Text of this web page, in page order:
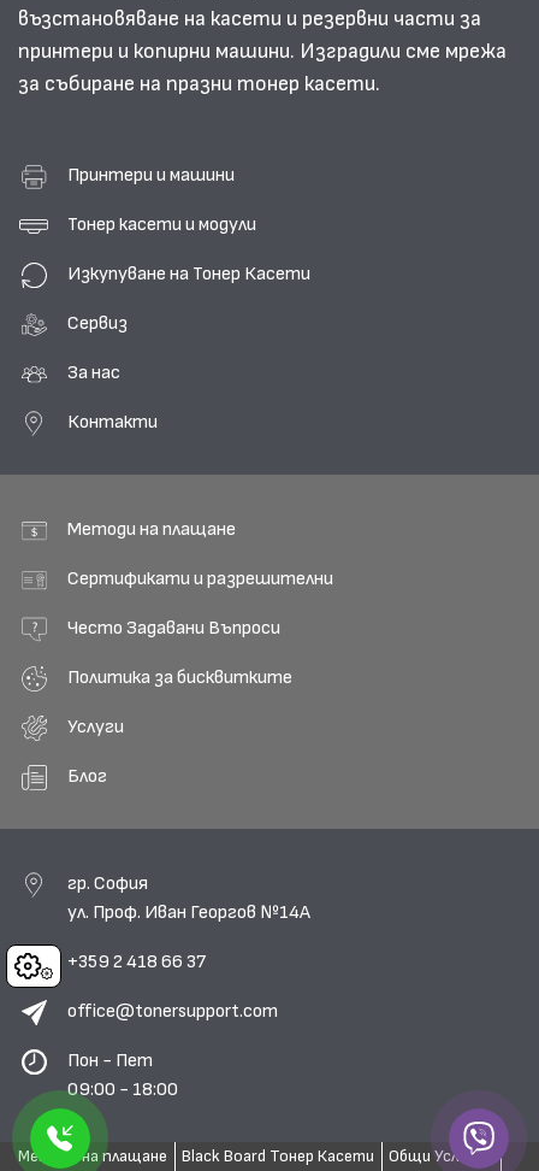
Cookies
възстановяване на касети и резервни части за
принтери и копирни машини. Изградили сме мрежа
за събиране на празни тонер касети.
Принтери и машини
Тонер касети и модули
Изкупуване на Тонер Касети
Сервиз
За нас
Контакти
Методи на плащане
Сертификати и разрешителни
Често Задавани Въпроси
Политика за бисквитките
Услуги
Блог
гр. София
ул. Проф. Иван Георгов №14А
+359 2 418 66 37
office@tonersupport.com
Пон - Пет
09:00 - 18:00
Методи на плащане Black Board Тонер Касети Общи Условия